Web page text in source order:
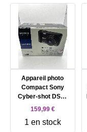
Appareil photo
Compact Sony
Cyber-shot DSC-
H70
159,99 €
1 en stock